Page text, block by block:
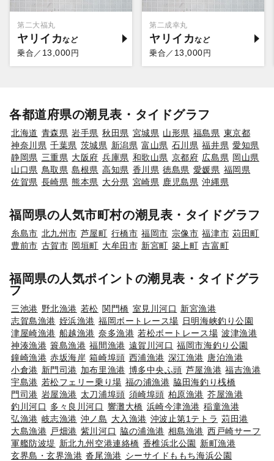
第二大福丸
ヤリイカ
乗合／ 13,000円
第二成幸丸
ヤリイカ
乗合／ 13,000円
各都道府県の潮見表・タイドグラフ
北海道 青森県 岩手県 秋田県 宮城県 山形県 福島県 東京都
神奈川県 千葉県 茨城県 新潟県 富山県 石川県 福井県 愛知県
静岡県 三重県 大阪府 兵庫県 和歌山県 京都府 広島県 岡山県
山口県 鳥取県 島根県 高知県 香川県 徳島県 愛媛県 福岡県
佐賀県 長崎県 熊本県 大分県 宮崎県 鹿児島県 沖縄県
福岡県の人気市町村の潮見表・タイドグラフ
糸島市 北九州市 芦屋町 行橋市 福岡市 宗像市 福津市 苅田町
豊前市 古賀市 岡垣町 大牟田市 新宮町 築上町 吉富町
福岡県の人気ポイントの潮見表・タイドグラ
フ
三池港 野北漁港 若松 関門橋 室見川河口 新宮漁港
志賀島漁港 姪浜漁港 福岡ボートレース場 日明海峡釣り公園
津屋崎漁港 船越漁港 奈多漁港 若松ボートレース場 波津漁港
神湊漁港 簑島漁港 福間漁港 遠賀川河口 福岡市海釣り公園
鐘崎漁港 赤坂海岸 箱崎埠頭 西浦漁港 深江漁港 唐泊漁港
小倉港 新門司港 加布里漁港 博多中央ふ頭 芦屋漁港 福吉漁港
宇島港 若松フェリー乗り場 福の浦漁港 脇田海釣り桟橋
門司港 岩屋漁港 太刀浦埠頭 須崎埠頭 柏原漁港 芥屋漁港
釣川河口 多々良川河口 響灘大橋 浜崎今津漁港 稲童漁港
弘漁港 岐志漁港 沖ノ島 大入漁港 沖波止第1テトラ 苅田港
大島漁港 戸畑港 紫川河口 脇の浦漁港 相島漁港 西戸崎サーフ
軍艦防波堤 新北九州空港連絡橋 香椎浜北公園 新町漁港
玄界島・玄界漁港 沓尾漁港 シーサイドももち海浜公園